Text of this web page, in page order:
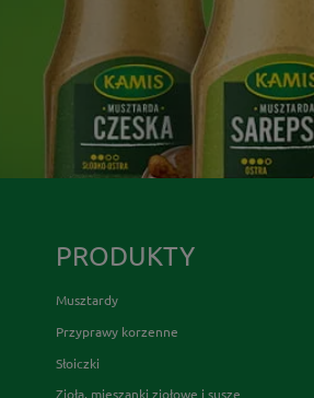
PRODUKTY
Musztardy
Przyprawy korzenne
Słoiczki
Zioła, mieszanki ziołowe i susze